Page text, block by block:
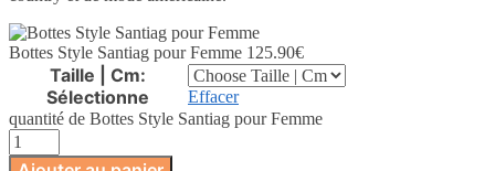
Bottes Style Santiag pour Femme 125.90€
Taille | Cm:
Sélectionne
Effacer
quantité de Bottes Style Santiag pour Femme